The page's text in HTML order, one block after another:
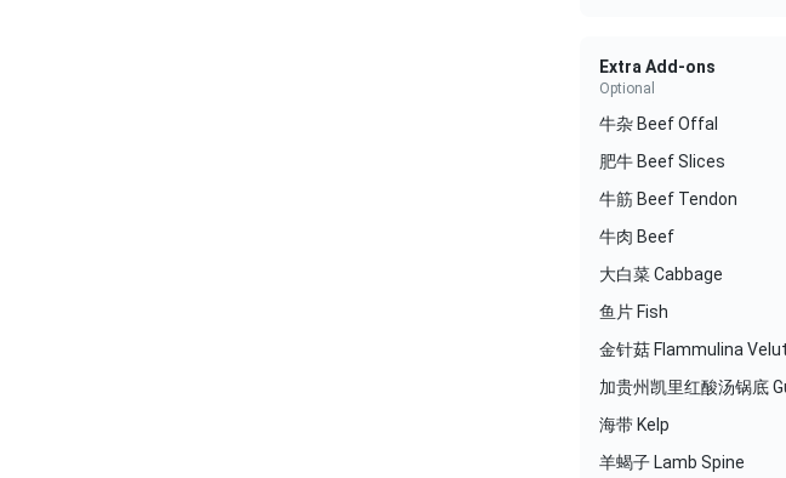
Extra Add-ons
Optional
牛杂 Beef Offal
肥牛 Beef Slices
牛筋 Beef Tendon
牛肉 Beef
大白菜 Cabbage
鱼片 Fish
金针菇 Flammulina
加贵州凯里红酸汤锅底
海带 Kelp
羊蝎子 Lamb Spine